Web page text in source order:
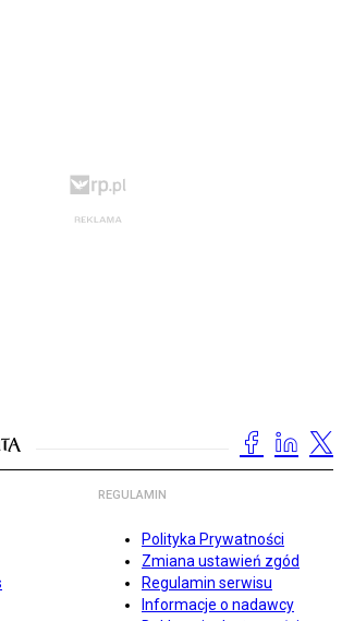
REGULAMIN
Polityka Prywatności
Zmiana ustawień zgód
Regulamin serwisu
Informacje o nadawcy